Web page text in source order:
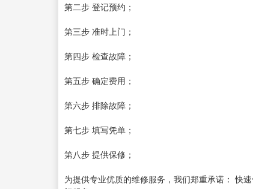
第二步 登记预约；
第三步 准时上门；
第四步 检查故障；
第五步 确定费用；
第六步 排除故障；
第七步 填写凭单；
第八步 提供保修；
为提供专业优质的维修服务，我们郑重承诺： 快